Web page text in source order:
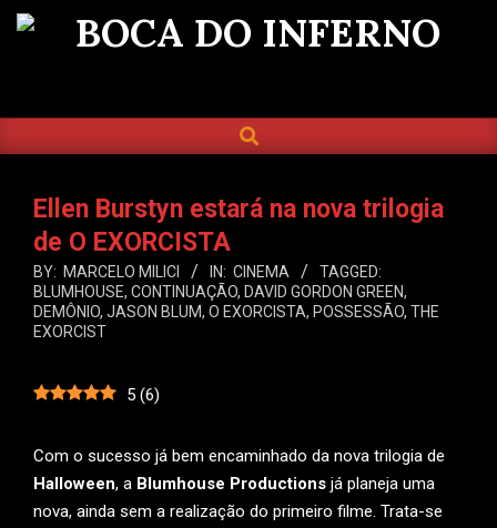
Skip
DO
INFERNO
Navigation
SEARCH
Ellen Burstyn estará na nova trilogia
de O EXORCISTA
BY: MARCELO MILICI IN: CINEMA
TAGGED:
BLUMHOUSE, CONTINUAÇÃO, DAVID GORDON GREEN,
DEMÔNIO, JASON BLUM, O EXORCISTA, POSSESSÃO, THE
EXORCIST
5 (6)
Com o sucesso já bem encaminhado da nova trilogia de
Halloween, a Blumhouse Productions já planeja uma
nova, ainda sem a realização do primeiro filme. Trata-se